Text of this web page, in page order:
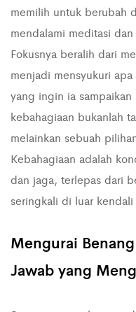
memilih untuk berubah
mendalami meditasi
Fokusnya beralih dari
menjadi mensyukuri
yang ingin ia
kebahagiaan bukanlah
melainkan sebuah
Kebahagiaan adalah
dan jaga, terlepas dari
seringkali di luar
Mengurai
Jawab yang